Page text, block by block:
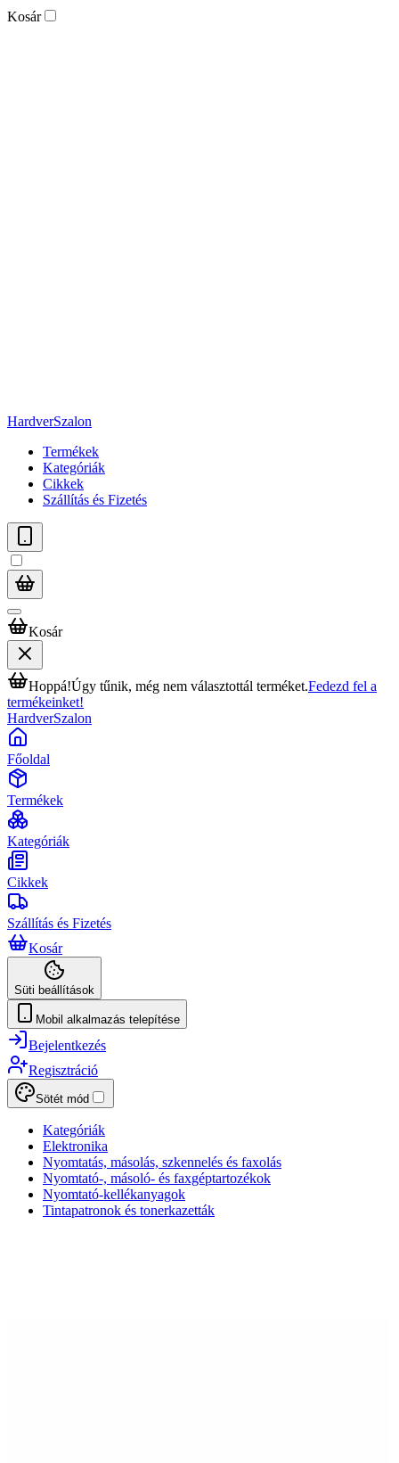
Kosár
HardverSzalon
Termékek
Kategóriák
Cikkek
Szállítás és Fizetés
Kosár
Hoppá!Úgy tűnik, még nem választottál terméket.Fedezd fel a
termékeinket!
HardverSzalon
Főoldal
Termékek
Kategóriák
Cikkek
Szállítás és Fizetés
Kosár
Süti beállítások
Mobil alkalmazás telepítése
Bejelentkezés
Regisztráció
Sötét mód
Kategóriák
Elektronika
Nyomtatás, másolás, szkennelés és faxolás
Nyomtató-, másoló- és faxgéptartozékok
Nyomtató-kellékanyagok
Tintapatronok és tonerkazetták